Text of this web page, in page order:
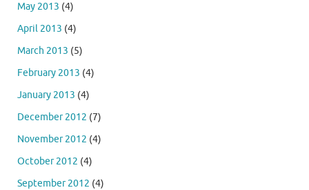
May 2013 (4)
April 2013 (4)
March 2013 (5)
February 2013 (4)
January 2013 (4)
December 2012 (7)
November 2012 (4)
October 2012 (4)
September 2012 (4)